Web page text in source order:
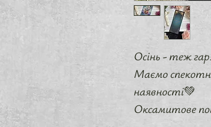
Осінь - теж
Маємо
наявності💚
Оксамитове